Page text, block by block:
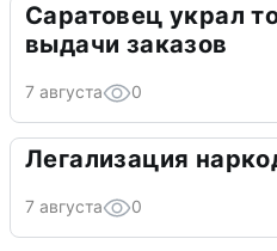
Саратовец украл
выдачи заказов
7 августа 0
Легализация
7 августа 0